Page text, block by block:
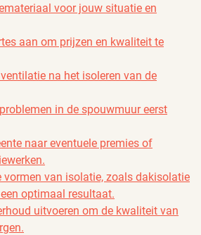
voor jouw situatie en
aan om prijzen en kwaliteit te
na het isoleren van de
in de spouwmuur eerst
naar eventuele premies of
vormen van isolatie, zoals dakisolatie
optimaal resultaat.
uitvoeren om de kwaliteit van